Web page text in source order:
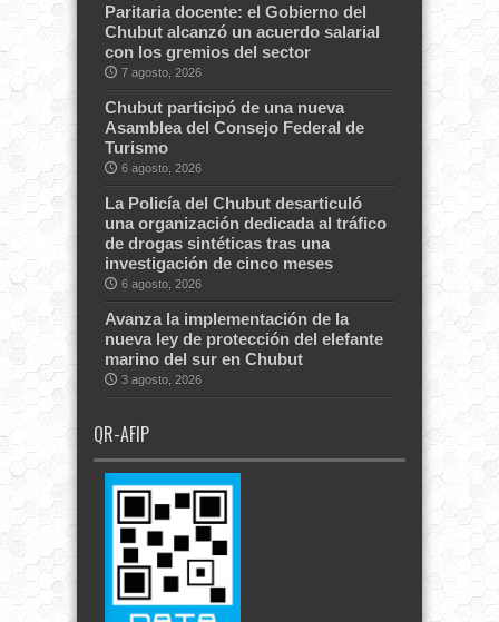
Paritaria docente: el Gobierno del
Chubut alcanzó un acuerdo salarial
con los gremios del sector
7 agosto, 2026
Chubut participó de una nueva
Asamblea del Consejo Federal de
Turismo
6 agosto, 2026
La Policía del Chubut desarticuló
una organización dedicada al tráfico
de drogas sintéticas tras una
investigación de cinco meses
6 agosto, 2026
Avanza la implementación de la
nueva ley de protección del elefante
marino del sur en Chubut
3 agosto, 2026
QR-AFIP